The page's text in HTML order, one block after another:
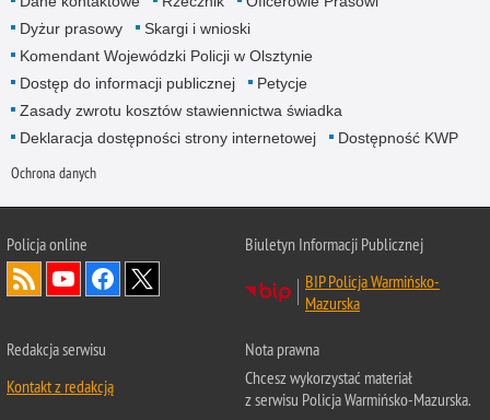
Dyżur prasowy
Skargi i wnioski
Komendant Wojewódzki Policji w Olsztynie
Dostęp do informacji publicznej
Petycje
Zasady zwrotu kosztów stawiennictwa świadka
Deklaracja dostępności strony internetowej
Dostępność KWP
Ochrona danych
Policja online
Biuletyn Informacji Publicznej
BIP Policja Warmińsko-
Mazurska
Redakcja serwisu
Kontakt z redakcją
Nota prawna
Chcesz wykorzystać materiał
z serwisu Policja Warmińsko-Mazurska.